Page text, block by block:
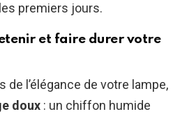
premiers jours.
et faire durer votre
l’élégance de votre lampe,
doux : un chiffon humide